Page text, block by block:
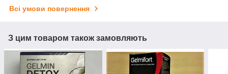
Всі умови повернення
З цим товаром також замовляють